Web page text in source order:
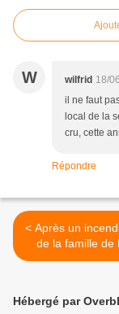
W wilfrid 18/
il ne faut
local de la
cru, cette
Répondre
< Après un incendie, retour
de la famille de
dans son
Hébergé par